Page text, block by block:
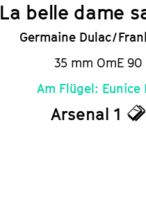
La belle dame
Germaine Dulac /
35 mm OmE 90
Am Flügel: Eunice
Arsenal 1